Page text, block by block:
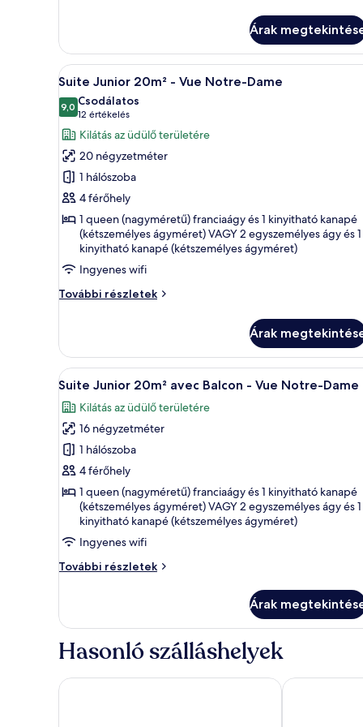
Vue
Cour
további
részletei
Árak
A
következő
szoba
összes
képének
megtekintése:
Suite
Junior
20m²
Notre-
Dame
Egy szállodai szoba,
18
Suite Junior 20m² - Vue Notre-Dame
9,010-ből 9,0
Csodálatos
12 értékelés
(12
értékelés)
Kilátás az üdülő területére
20 négyzetméter
1 hálószoba
4 férőhely
1 queen (nagyméretű) franciaágy és 1 kinyitható kanapé
(kétszemélyes ágyméret) VAGY 2 egyszemélyes ágy és 1
kinyitható kanapé (kétszemélyes ágyméret)
Ingyenes wifi
További részletek
Suite
Vue
Notre-
Dame
részletei
Árak
A
következő
szoba
összes
képének
megtekintése:
Suite
Junior
20m²
avec
Balcon
Notre-
Egy szállodai szoba,
9
Suite Junior 20m² avec Balcon - Vue Notre-Dame
Kilátás az üdülő területére
16 négyzetméter
1 hálószoba
4 férőhely
1 queen (nagyméretű) franciaágy és 1 kinyitható kanapé
(kétszemélyes ágyméret) VAGY 2 egyszemélyes ágy és 1
kinyitható kanapé (kétszemélyes ágyméret)
Ingyenes wifi
További részletek
Suite
Balcon
Vue
Dame
Árak
Hasonló szálláshelyek
HOTEL AMBASSADOR NICE Hôtel La Villa